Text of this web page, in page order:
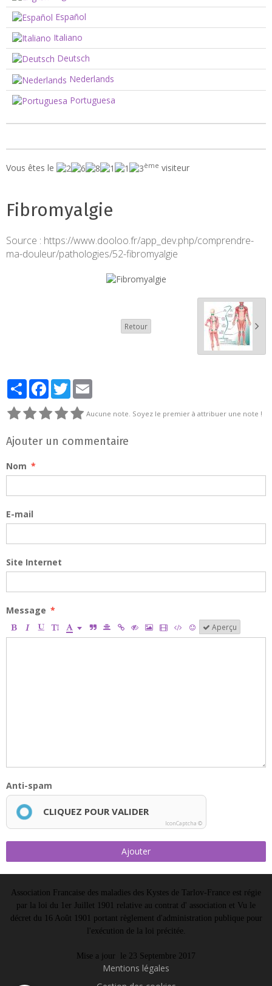
Fibromyalgie
Source : https://www.dooloo.fr/app_dev.php/comprendre-
ma-douleur/pathologies/52-fibromyalgie
Retour
PartagerFacebook
Twitter
Aucune note. Soyez le premier à attribuer une note !
Ajouter un commentaire
Nom
E-mail
Site Internet
Message
Aperçu
Anti-spam
CLIQUEZ POUR VALIDER
IconCaptcha ©
Ajouter
Español
Italiano
Deutsch
Nederlands
Portuguesa
Vous êtes le ème visiteur
Association Francaise des maladies des Kystes de Tarlov-France est régie
par la loi du 1er Juillet 1901 relative au contrat d' association et Vu le
décret du 16 Août 1901 portant règlement d'administration publique pour
l'exécution de la loi précitée.
Mise a jour le 23 Septembre 2017
Mentions légales